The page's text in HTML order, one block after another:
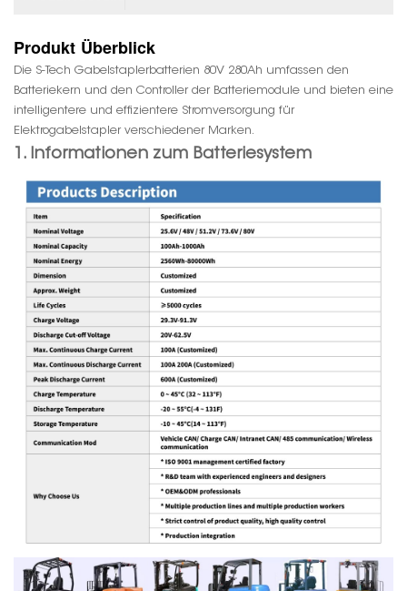
Produkt Überblick
Die S-Tech Gabelstaplerbatterien 80V 280Ah umfassen den
Batteriekern und den Controller der Batteriemodule und bieten eine
intelligentere und effizientere Stromversorgung für
Elektrogabelstapler verschiedener Marken.
1. Informationen zum Batteriesystem